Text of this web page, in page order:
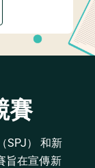
賽
SPJ） 和新
旨在宣傳新